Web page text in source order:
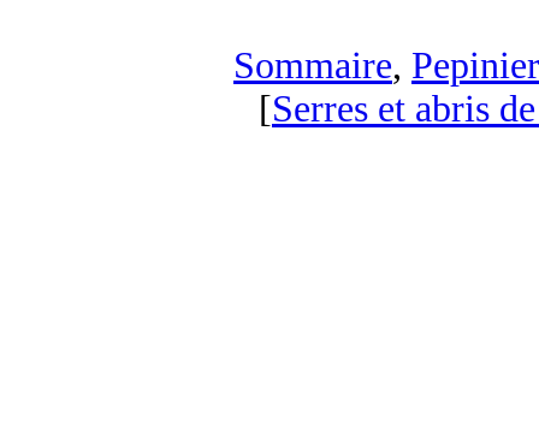
Sommaire,
[Serres et abris